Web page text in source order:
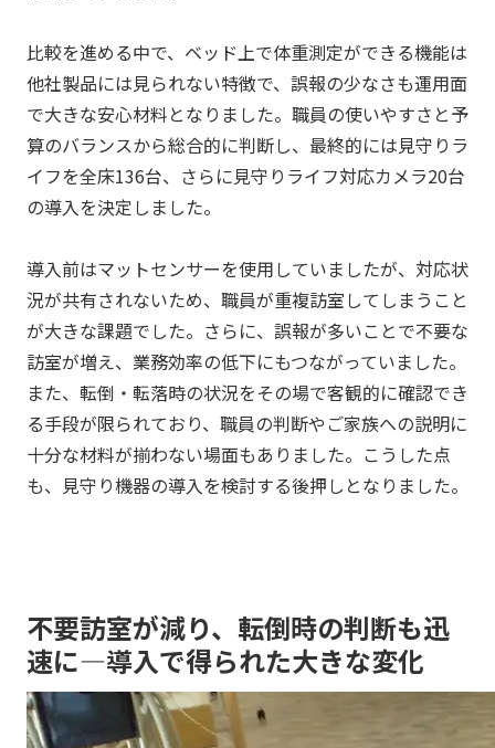
比較を進める中で、ベッド上で体重測定ができる機能は
他社製品には見られない特徴で、誤報の少なさも運用面
で大きな安心材料となりました。職員の使いやすさと予
算のバランスから総合的に判断し、最終的には見守りラ
イフを全床136台、さらに見守りライフ対応カメラ20台
の導入を決定しました。
導入前はマットセンサーを使用していましたが、対応状
況が共有されないため、職員が重複訪室してしまうこと
が大きな課題でした。さらに、誤報が多いことで不要な
訪室が増え、業務効率の低下にもつながっていました。
また、転倒・転落時の状況をその場で客観的に確認でき
る手段が限られており、職員の判断やご家族への説明に
十分な材料が揃わない場面もありました。こうした点
も、見守り機器の導入を検討する後押しとなりました。
不要訪室が減り、転倒時の判断も迅
速に―導入で得られた大きな変化